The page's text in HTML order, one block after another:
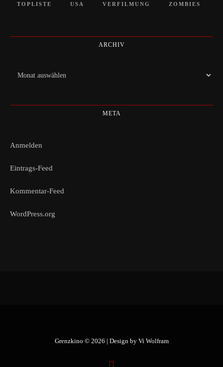
TOPLISTE USA VERFILMUNG ZOMBIES
ARCHIV
Archiv
META
Anmelden
Eintrags-Feed
Kommentar-Feed
WordPress.org
Grenzkino © 2026 | Design by Vi Wolfram